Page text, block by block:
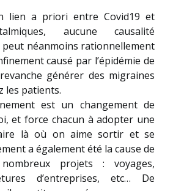
lien a priori entre Covid19 et
aucune causalité
néanmoins rationnellement
causé par l’épidémie de
générer des migraines
les patients.
est un changement de
et force chacun à adopter une
là où on aime sortir et se
a également été la cause de
projets : voyages,
d’entreprises, etc… De